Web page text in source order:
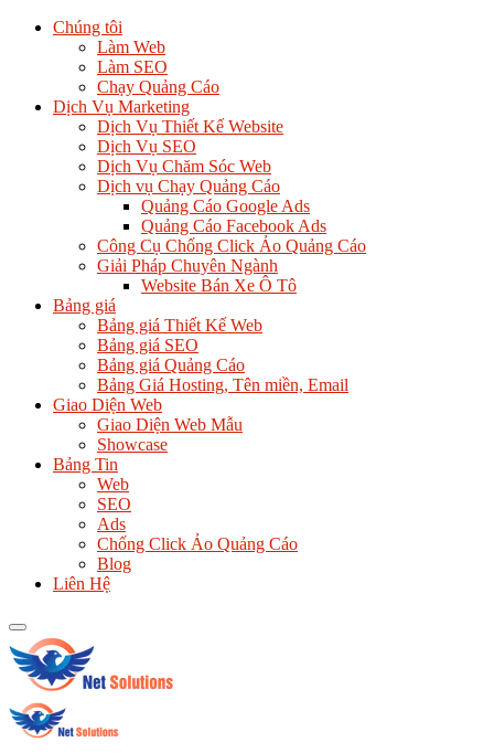
Chúng tôi
Làm Web
Làm SEO
Chạy Quảng Cáo
Dịch Vụ Marketing
Dịch Vụ Thiết Kế Website
Dịch Vụ SEO
Dịch Vụ Chăm Sóc Web
Dịch vụ Chạy Quảng Cáo
Quảng Cáo Google Ads
Quảng Cáo Facebook Ads
Công Cụ Chống Click Ảo Quảng Cáo
Giải Pháp Chuyên Ngành
Website Bán Xe Ô Tô
Bảng giá
Bảng giá Thiết Kế Web
Bảng giá SEO
Bảng giá Quảng Cáo
Bảng Giá Hosting, Tên miền, Email
Giao Diện Web
Giao Diện Web Mẫu
Showcase
Bảng Tin
Web
SEO
Ads
Chống Click Ảo Quảng Cáo
Blog
Liên Hệ